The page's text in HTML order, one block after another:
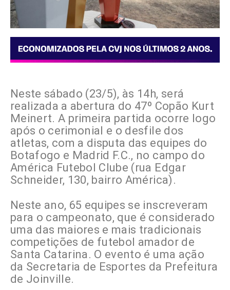
Neste sábado (23/5), às 14h, será
realizada a abertura do 47º Copão Kurt
Meinert. A primeira partida ocorre logo
após o cerimonial e o desfile dos
atletas, com a disputa das equipes do
Botafogo e Madrid F.C., no campo do
América Futebol Clube (rua Edgar
Schneider, 130, bairro América).
Neste ano, 65 equipes se inscreveram
para o campeonato, que é considerado
uma das maiores e mais tradicionais
competições de futebol amador de
Santa Catarina. O evento é uma ação
da Secretaria de Esportes da Prefeitura
de Joinville.